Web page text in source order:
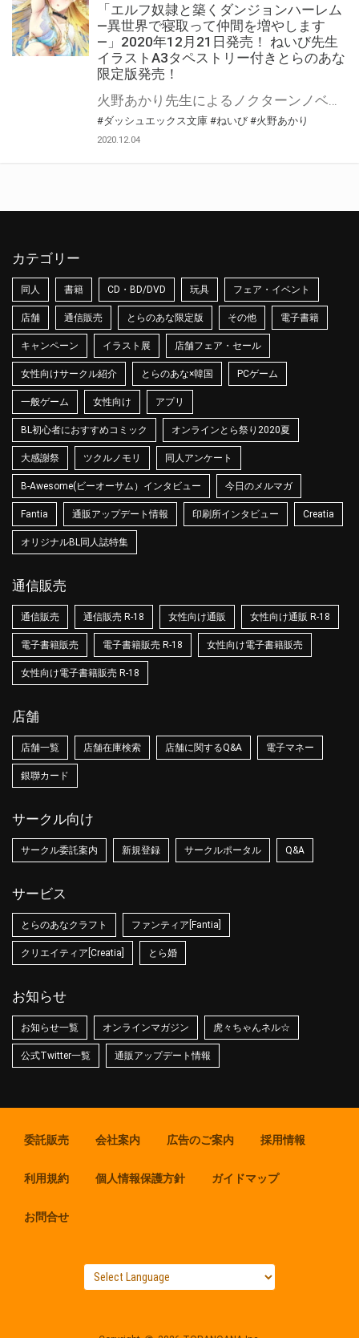
「エルフ奴隷と築くダンジョンハーレム
―異世界で寝取って仲間を増やします
―」2020年12月21日発売！ ねいび先生
イラストA3タペストリー付きとらのあな
限定版発売！
#ダッシュエックス文庫 #ねいび #火野あかり
2020.12.04
カテゴリー
同人 書籍 CD・BD/DVD 玩具 フェア・イベント
店舗 通信販売 とらのあな限定版 その他 電子書籍
キャンペーン イラスト展 店舗フェア・セール
女性向けサークル紹介 とらのあな×韓国 PCゲーム
一般ゲーム 女性向け アプリ
BL初心者におすすめコミック オンラインとら祭り2020夏
大感謝祭 ツクルノモリ 同人アンケート
B-Awesome(ビーオーサム）インタビュー 今日のメルマガ
Fantia 通販アップデート情報 印刷所インタビュー Creatia
オリジナルBL同人誌特集
通信販売
通信販売 通信販売 R-18 女性向け通販 女性向け通販 R-18
電子書籍販売 電子書籍販売 R-18 女性向け電子書籍販売
女性向け電子書籍販売 R-18
店舗
店舗一覧 店舗在庫検索 店舗に関するQ&A 電子マネー
銀聯カード
サークル向け
サークル委託案内 新規登録 サークルポータル Q&A
サービス
とらのあなクラフト ファンティア[Fantia]
クリエイティア[Creatia] とら婚
お知らせ
お知らせ一覧 オンラインマガジン 虎々ちゃんネル☆
公式Twitter一覧 通販アップデート情報
委託販売 会社案内 広告のご案内 採用情報
利用規約 個人情報保護方針 ガイドマップ
お問合せ